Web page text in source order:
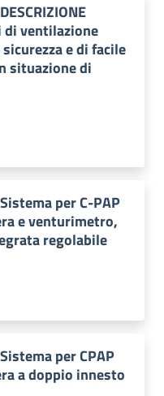
di ventilazione
e di facile
situazione di
per C-PAP
e venturimetro,
regolabile
per CPAP
a doppio innesto